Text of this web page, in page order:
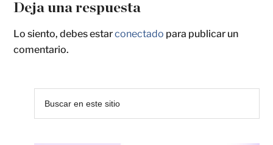
Deja una respuesta
Lo siento, debes estarconectado para publicar un
comentario.